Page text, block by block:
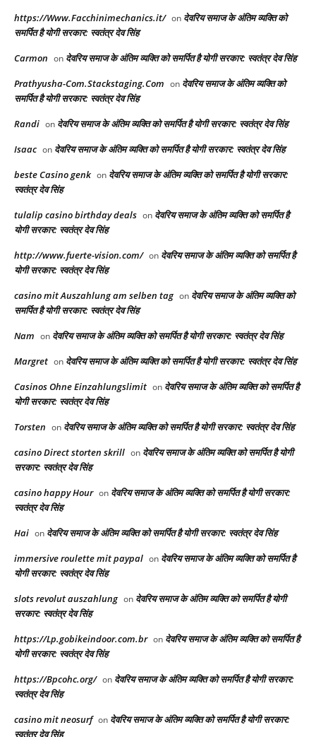
https://Www.Facchinimechanics.it/ on देवरिय समाज के अंतिम व्यक्ति को
समर्पित है योगी सरकार: स्वतंत्र देव सिंह
Carmon on देवरिय समाज के अंतिम व्यक्ति को समर्पित है योगी सरकार: स्वतंत्र देव सिंह
Prathyusha-Com.Stackstaging.Com on देवरिय समाज के अंतिम व्यक्ति को
समर्पित है योगी सरकार: स्वतंत्र देव सिंह
Randi on देवरिय समाज के अंतिम व्यक्ति को समर्पित है योगी सरकार: स्वतंत्र देव सिंह
Isaac on देवरिय समाज के अंतिम व्यक्ति को समर्पित है योगी सरकार: स्वतंत्र देव सिंह
beste Casino genk on देवरिय समाज के अंतिम व्यक्ति को समर्पित है योगी सरकार:
स्वतंत्र देव सिंह
tulalip casino birthday deals on देवरिय समाज के अंतिम व्यक्ति को समर्पित है
योगी सरकार: स्वतंत्र देव सिंह
http://www.fuerte-vision.com/ on देवरिय समाज के अंतिम व्यक्ति को समर्पित है
योगी सरकार: स्वतंत्र देव सिंह
casino mit Auszahlung am selben tag on देवरिय समाज के अंतिम व्यक्ति को
समर्पित है योगी सरकार: स्वतंत्र देव सिंह
Nam on देवरिय समाज के अंतिम व्यक्ति को समर्पित है योगी सरकार: स्वतंत्र देव सिंह
Margret on देवरिय समाज के अंतिम व्यक्ति को समर्पित है योगी सरकार: स्वतंत्र देव सिंह
Casinos Ohne Einzahlungslimit on देवरिय समाज के अंतिम व्यक्ति को समर्पित है
योगी सरकार: स्वतंत्र देव सिंह
Torsten on देवरिय समाज के अंतिम व्यक्ति को समर्पित है योगी सरकार: स्वतंत्र देव सिंह
casino Direct storten skrill on देवरिय समाज के अंतिम व्यक्ति को समर्पित है योगी
सरकार: स्वतंत्र देव सिंह
casino happy Hour on देवरिय समाज के अंतिम व्यक्ति को समर्पित है योगी सरकार:
स्वतंत्र देव सिंह
Hai on देवरिय समाज के अंतिम व्यक्ति को समर्पित है योगी सरकार: स्वतंत्र देव सिंह
immersive roulette mit paypal on देवरिय समाज के अंतिम व्यक्ति को समर्पित है
योगी सरकार: स्वतंत्र देव सिंह
slots revolut auszahlung on देवरिय समाज के अंतिम व्यक्ति को समर्पित है योगी
सरकार: स्वतंत्र देव सिंह
https://Lp.gobikeindoor.com.br on देवरिय समाज के अंतिम व्यक्ति को समर्पित है
योगी सरकार: स्वतंत्र देव सिंह
https://Bpcohc.org/ on देवरिय समाज के अंतिम व्यक्ति को समर्पित है योगी सरकार:
स्वतंत्र देव सिंह
casino mit neosurf on देवरिय समाज के अंतिम व्यक्ति को समर्पित है योगी सरकार: